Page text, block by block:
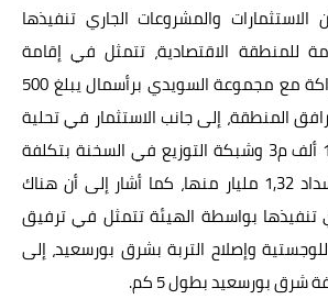
والمشروعات الجاري تنفيذها
للمنطقة الاقتصادية، تتمثل في إقامة
شركة للمرافق بالشراكة مع مجموعة السويدي برأسمال يبلغ 500
المنطقة، إلى جانب الاستثمار في تحلية
مياه البحر بطاقة 100 ألف م3 وشبكة التوزيع في السخنة بتكلفة
2,25 مليار جنيه تم سداد 1,32 مليار منها، كما أشار إلى أن هناك
بواسطة الهيئة تتمثل في ترفيق
وإصلاح التربة بشرق بورسعيد، إلى
شرق بورسعيد بطول 5 كم.